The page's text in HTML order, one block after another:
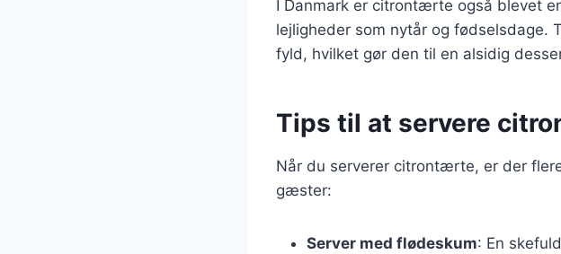
I Danmark er citrontærte også blevet
lejligheder som nytår og fødselsdage.
fyld, hvilket gør den til en alsidig
Tips til at servere
Når du serverer citrontærte, er der
gæster:
Server med flødeskum: En